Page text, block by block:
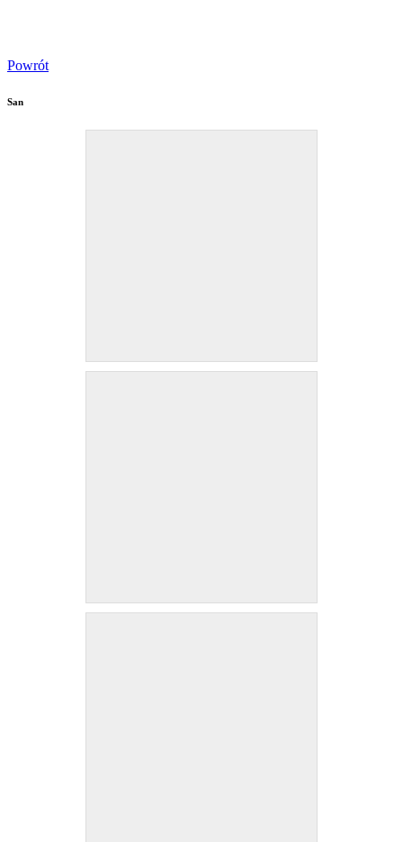
Powrót
San